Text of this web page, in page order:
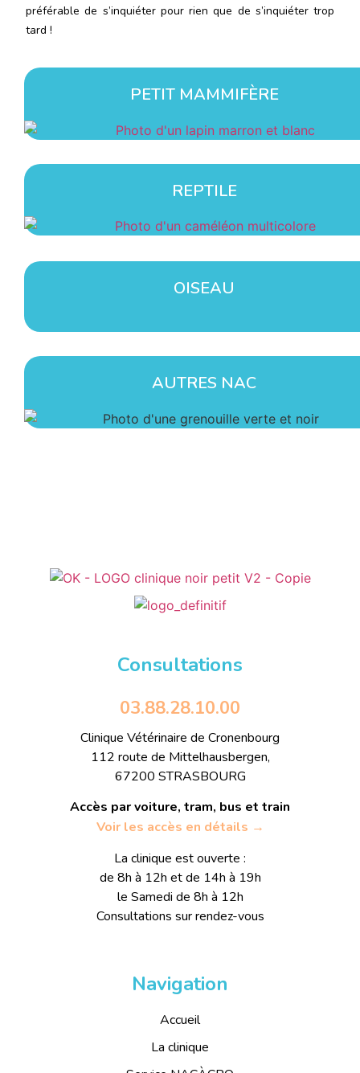
préférable de s’inquiéter pour rien que de s’inquiéter trop
tard !
PETIT MAMMIFÈRE
REPTILE
OISEAU
AUTRES NAC
Consultations
03.88.28.10.00
Clinique Vétérinaire de Cronenbourg
112 route de Mittelhausbergen,
67200 STRASBOURG
Accès par voiture, tram, bus et train
Voir les accès en détails →
La clinique est ouverte :
de 8h à 12h et de 14h à 19h
le Samedi de 8h à 12h
Consultations sur rendez-vous
Navigation
Accueil
La clinique